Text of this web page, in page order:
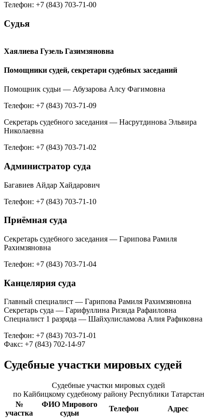
Телефон: +7 (843) 703-71-00
Судья
Хаялиева Гузель Газимзяновна
Помощники судей, секретари судебных заседаний
Помощник судьи — Абузарова Алсу Фагимовна
Телефон: +7 (843) 703-71-09
Секретарь судебного заседания — Насрутдинова Эльвира
Николаевна
Телефон: +7 (843) 703-71-02
Администратор суда
Багавиев Айдар Хайдарович
Телефон: +7 (843) 703-71-10
Приёмная суда
Секретарь судебного заседания — Гарипова Рамиля
Рахимзяновна
Телефон: +7 (843) 703-71-04
Канцелярия суда
Главный специалист — Гарипова Рамиля Рахимзяновна
Секретарь суда — Гарифуллина Ризида Рафаиловна
Специалист 1 разряда — Шайхулисламова Алия Рафиковна
Телефон: +7 (843) 703-71-01
Факс: +7 (843) 702-14-97
Судебные участки мировых судей
Судебные участки мировых судей
по Кайбицкому судебному району Республики Татарстан
№
участка
ФИО Мирового
судьи
Телефон Адрес